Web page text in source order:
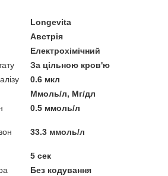
Longevita
Австрія
Електрохімічний
За цільною кров'ю
0.6 мкл
Ммоль/л, Мг/дл
0.5 ммоль/л
33.3 ммоль/л
5 сек
Без кодування